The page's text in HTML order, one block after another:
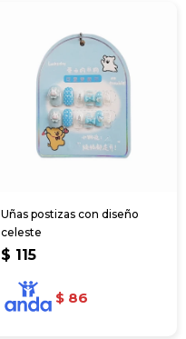
Uñas postizas con diseño
celeste
$ 115
$ 86